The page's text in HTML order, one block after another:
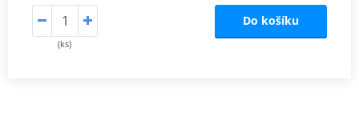
(ks)
Do košíku